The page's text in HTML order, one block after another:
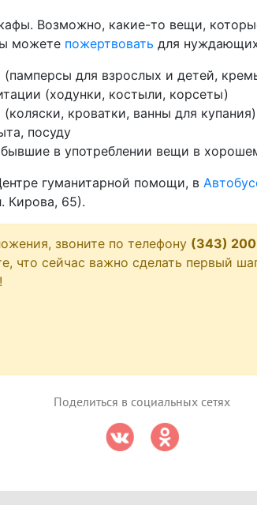
Возможно, какие-то вещи,
можете пожертвовать для
(памперсы для взрослых и детей,
(ходунки, костыли, корсеты)
кроватки, ванны для купания)
посуду
в употреблении вещи в
гуманитарной помощи, в
Кирова, 65).
звоните по телефону (343)
что сейчас важно сделать первый
Поделиться в социальных сетях